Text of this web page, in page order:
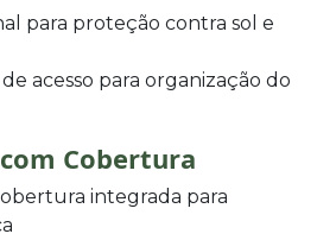
para proteção contra sol e
acesso para organização do
Cobertura
integrada para